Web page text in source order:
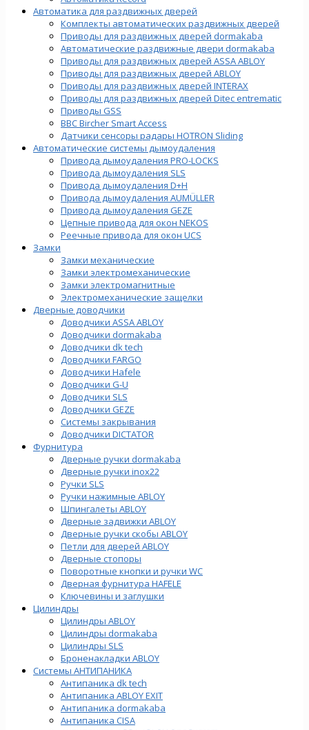
Автоматика для раздвижных дверей
Комплекты автоматических раздвижных дверей
Приводы для раздвижных дверей dormakaba
Автоматические раздвижные двери dormakaba
Приводы для раздвижных дверей ASSA ABLOY
Приводы для раздвижных дверей ABLOY
Приводы для раздвижных дверей INTERAX
Приводы для раздвижных дверей Ditec entrematic
Приводы GSS
BBC Bircher Smart Access
Датчики сенсоры радары HOTRON Sliding
Автоматические системы дымоудаления
Привода дымоудаления PRO-LOCKS
Привода дымоудаления SLS
Привода дымоудаления D+H
Привода дымоудаления AUMÜLLER
Привода дымоудаления GEZE
Цепные привода для окон NEKOS
Реечные привода для окон UСS
Замки
Замки механические
Замки электромеханические
Замки электромагнитные
Электромеханические защелки
Дверные доводчики
Доводчики ASSA ABLOY
Доводчики dormakaba
Доводчики dk tech
Доводчики FARGO
Доводчики Hafele
Доводчики G-U
Доводчики SLS
Доводчики GEZE
Cистемы закрывания
Доводчики DICTATOR
Фурнитура
Дверные ручки dormakaba
Дверные ручки inox22
Ручки SLS
Ручки нажимные ABLOY
Шпингалеты ABLOY
Дверные задвижки ABLOY
Дверные ручки скобы ABLOY
Петли для дверей ABLOY
Дверные стопоры
Поворотные кнопки и ручки WC
Дверная фурнитура HAFELE
Ключевины и заглушки
Цилиндры
Цилиндры ABLOY
Цилиндры dormakaba
Цилиндры SLS
Броненакладки ABLOY
Системы АНТИПАНИКА
Антипаника dk tech
Антипаника ABLOY EXIT
Антипаника dormakaba
Антипаника СISA